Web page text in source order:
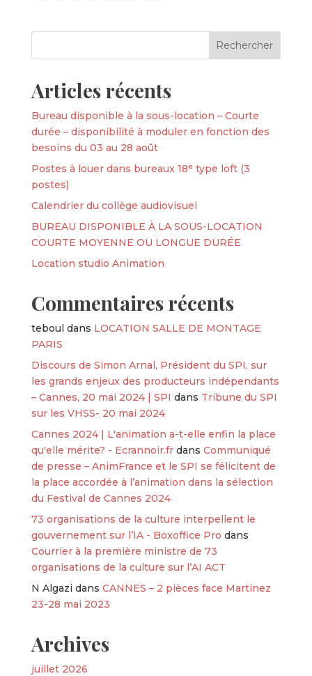
Articles récents
Bureau disponible à la sous-location – Courte
durée – disponibilité à moduler en fonction des
besoins du 03 au 28 août
Postes à louer dans bureaux 18ᵉ type loft (3
postes)
Calendrier du collège audiovisuel
BUREAU DISPONIBLE À LA SOUS-LOCATION
COURTE MOYENNE OU LONGUE DURÉE
Location studio Animation
Commentaires récents
teboul dans LOCATION SALLE DE MONTAGE
PARIS
Discours de Simon Arnal, Président du SPI, sur
les grands enjeux des producteurs indépendants
– Cannes, 20 mai 2024 | SPI dans Tribune du SPI
sur les VHSS- 20 mai 2024
Cannes 2024 | L'animation a-t-elle enfin la place
qu'elle mérite? - Ecrannoir.frdans Communiqué
de presse – AnimFrance et le SPI se félicitent de
la place accordée à l’animation dans la sélection
du Festival de Cannes 2024
73 organisations de la culture interpellent le
gouvernement sur l’IA - Boxoffice Pro dans
Courrier à la première ministre de 73
organisations de la culture sur l’AI ACT
N Algazi dans CANNES – 2 pièces face Martinez
23-28 mai 2023
Archives
juillet 2026